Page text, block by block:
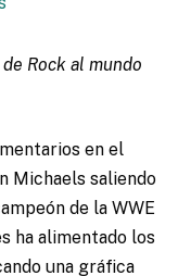
Rock al mundo
en el
Michaels saliendo
de la WWE
ha alimentado los
una gráfica